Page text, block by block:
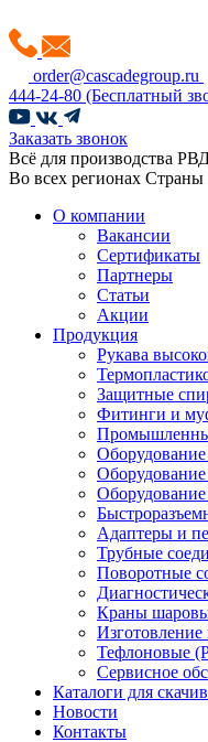
order@cascadegroup.ru
444-24-80 (Бесплатный
Заказать звонок
Всё для производства
Во всех регионах Страны
О компании
Вакансии
Сертификаты
Партнеры
Статьи
Акции
Продукция
Рукава
Защитные
Фитинги и
Адаптеры и
Трубные
Поворотные
Краны
Тефлоновые
Сервисное
Каталоги для
Новости
Контакты